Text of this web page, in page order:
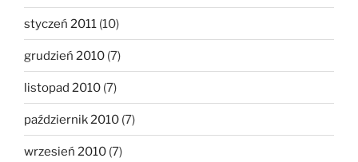
styczeń 2011 (10)
grudzień 2010 (7)
listopad 2010 (7)
październik 2010 (7)
wrzesień 2010 (7)